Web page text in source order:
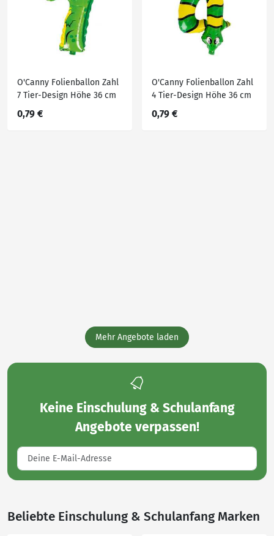
O'Canny Folienballon Zahl
7 Tier-Design Höhe 36 cm
0,79 €
O'Canny Folienballon Zahl
4 Tier-Design Höhe 36 cm
0,79 €
Mehr Angebote laden
Keine Einschulung & Schulanfang
Angebote verpassen!
Beliebte Einschulung & Schulanfang Marken